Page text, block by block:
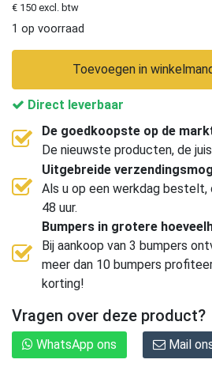
€ 150 excl. btw
1 op voorraad
Toevoegen in
Direct leverbaar
De goedkoopste op de
De nieuwste producten, de
Uitgebreide
Als u op een werkdag bestelt,
48 uur.
Bumpers in grotere
Bij aankoop van 3 bumpers
meer dan 10 bumpers
korting!
Vragen over deze product?
WhatsApp ons Mail